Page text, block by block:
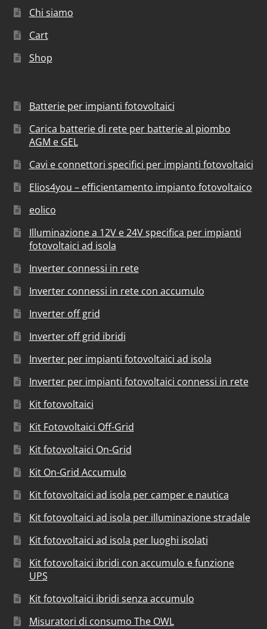
Chi siamo
Cart
Shop
Batterie per impianti fotovoltaici
Carica batterie di rete per batterie al piombo
AGM e GEL
Cavi e connettori specifici per impianti fotovoltaici
Elios4you – efficientamento impianto fotovoltaico
eolico
Illuminazione a 12V e 24V specifica per impianti
fotovoltaici ad isola
Inverter connessi in rete
Inverter connessi in rete con accumulo
Inverter off grid
Inverter off grid ibridi
Inverter per impianti fotovoltaici ad isola
Inverter per impianti fotovoltaici connessi in rete
Kit fotovoltaici
Kit Fotovoltaici Off-Grid
Kit fotovoltaici On-Grid
Kit On-Grid Accumulo
Kit fotovoltaici ad isola per camper e nautica
Kit fotovoltaici ad isola per illuminazione stradale
Kit fotovoltaici ad isola per luoghi isolati
Kit fotovoltaici ibridi con accumulo e funzione
UPS
Kit fotovoltaici ibridi senza accumulo
Misuratori di consumo The OWL